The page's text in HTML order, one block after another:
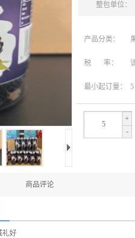
整包单位：
产品分类：
税 率：
最小起订量： 5
-
+
商品评论
礼好